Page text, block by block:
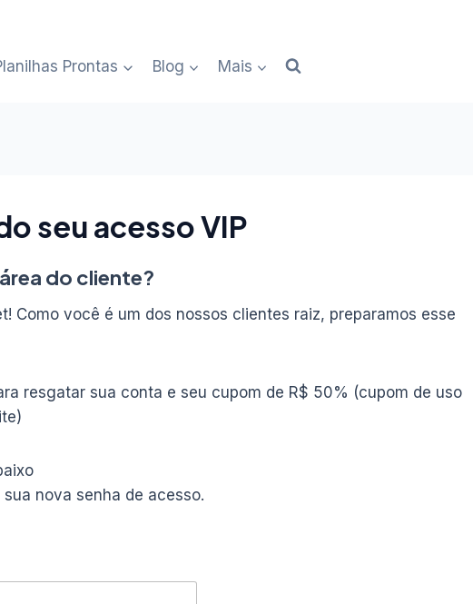
Prontas Blog Mais
seu acesso VIP
do cliente?
Como você é um dos nossos clientes raiz, preparamos esse
resgatar sua conta e seu cupom de R$ 50% (cupom de uso
nova senha de acesso.